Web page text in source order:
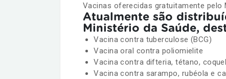
Vacinas oferecidas gratuitamente pelo
Atualmente são
Ministério da Saúde,
Vacina contra tuberculose (BCG)
Vacina oral contra poliomielite
Vacina contra difteria, tétano,
Vacina contra sarampo, rubéola e